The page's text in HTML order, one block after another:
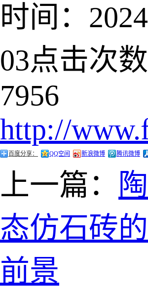
时间：
03点击次数
7956
http://
百度分享： QQ空间 新浪微博 腾讯微博
上一篇：
态仿石砖
前景